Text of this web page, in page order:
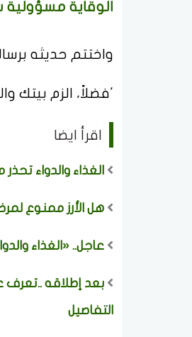
الوقاية
واختتم حديثه
'فضلاً، الزم بيتك
اقرأ ايضا
الغذاء والدواء تحذر من 3 منتجات غذائية بسبب مادة محظورة وتدعو لعدم
هل الأرز ممنوع
عاجل.. «الغذاء
بعد إطلاقه ..تعرف
التفاصيل